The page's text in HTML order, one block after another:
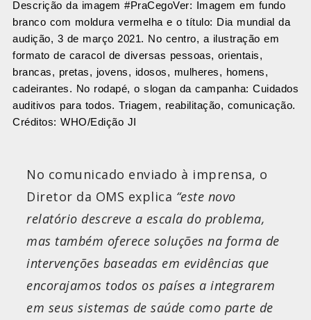
Descrição da imagem #PraCegoVer: Imagem em fundo
branco com moldura vermelha e o título: Dia mundial da
audição, 3 de março 2021. No centro, a ilustração em
formato de caracol de diversas pessoas, orientais,
brancas, pretas, jovens, idosos, mulheres, homens,
cadeirantes. No rodapé, o slogan da campanha: Cuidados
auditivos para todos. Triagem, reabilitação, comunicação.
Créditos: WHO/Edição JI
No comunicado enviado à imprensa, o
Diretor da OMS explica “este novo
relatório descreve a escala do problema,
mas também oferece soluções na forma de
intervenções baseadas em evidências que
encorajamos todos os países a integrarem
em seus sistemas de saúde como parte de